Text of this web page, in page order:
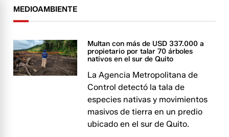
MEDIOAMBIENTE
Multan con más de USD 337.000 a
propietario por talar 70 árboles
nativos en el sur de Quito
La Agencia Metropolitana de
Control detectó la tala de
especies nativas y movimientos
masivos de tierra en un predio
ubicado en el sur de Quito.